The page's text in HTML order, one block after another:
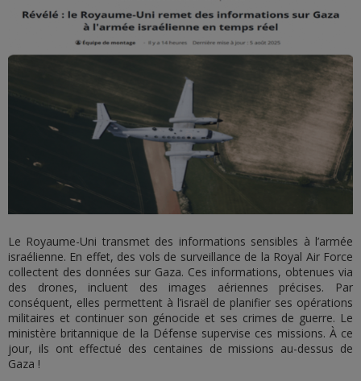
Le Royaume-Uni transmet des informations sensibles à l’armée
israélienne. En effet, des vols de surveillance de la Royal Air Force
collectent des données sur Gaza. Ces informations, obtenues via
des drones, incluent des images aériennes précises. Par
conséquent, elles permettent à l’israël de planifier ses opérations
militaires et continuer son génocide et ses crimes de guerre. Le
ministère britannique de la Défense supervise ces missions. À ce
jour, ils ont effectué des centaines de missions au-dessus de
Gaza !